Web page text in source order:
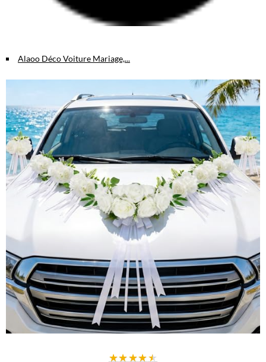
Alaoo Déco Voiture Mariage,...
★★★★★